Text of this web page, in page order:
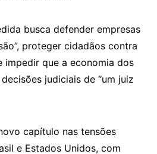
busca defender empresas
proteger cidadãos contra
impedir que a economia dos
judiciais de “um juiz
capítulo nas tensões
e Estados Unidos, com